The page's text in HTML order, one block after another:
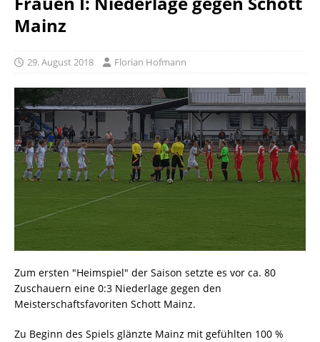
Mainz
29. August 2018 Florian Hofmann
Zum ersten "Heimspiel" der Saison setzte es vor ca. 80
Zuschauern eine 0:3 Niederlage gegen den
Meisterschaftsfavoriten Schott Mainz.
Zu Beginn des Spiels glänzte Mainz mit gefühlten 100 %